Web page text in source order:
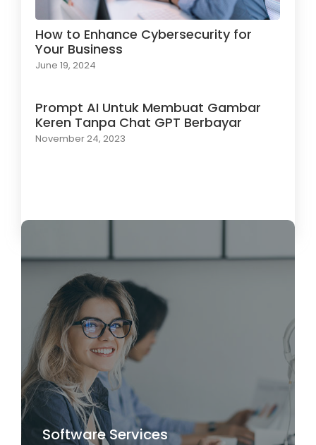
How to Enhance Cybersecurity for
Your Business
June 19, 2024
Prompt AI Untuk Membuat Gambar
Keren Tanpa Chat GPT Berbayar
November 24, 2023
Software Services